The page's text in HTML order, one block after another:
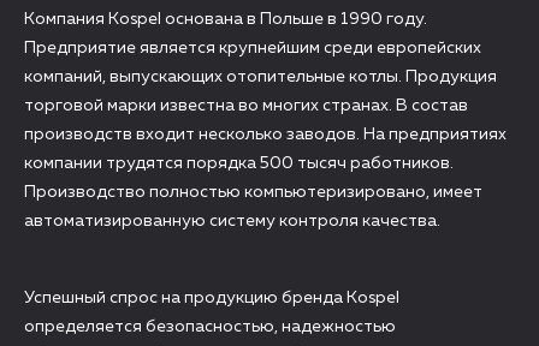
Компания Kospel основана в Польше в 1990 году.
Предприятие является крупнейшим среди европейских
компаний, выпускающих отопительные котлы. Продукция
торговой марки известна во многих странах. В состав
производств входит несколько заводов. На предприятиях
компании трудятся порядка 500 тысяч работников.
Производство полностью компьютеризировано, имеет
автоматизированную систему контроля качества.
Успешный спрос на продукцию бренда Kospel
определяется безопасностью, надежностью